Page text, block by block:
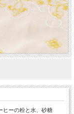
ヒーの粉と水、砂糖